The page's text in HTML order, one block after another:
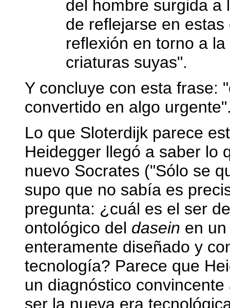
del hombre surgida a
de reflejarse en
reflexión en torno a
criaturas suyas".
Y concluye con esta frase:
convertido en algo
Lo que Sloterdijk parece
Heidegger llegó a saber lo
nuevo Socrates ("Sólo se
supo que no sabía es
pregunta: ¿cuál es el ser
ontológico del dasein en
enteramente diseñado y
tecnología? Parece que
un diagnóstico
ser la nueva era